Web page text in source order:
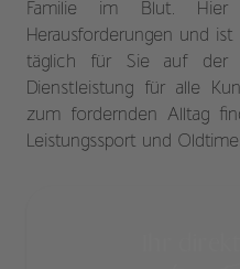
Familie im Blut.
Herausforderungen und
täglich für Sie auf der
Dienstleistung für alle
zum fordernden Alltag
Leistungssport und